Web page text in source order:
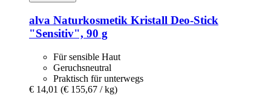
alva Naturkosmetik Kristall Deo-​Stick
"Sensitiv", 90 g
Für sensible Haut
Geruchsneutral
Praktisch für unterwegs
€ 14,01 (€ 155,67 / kg)